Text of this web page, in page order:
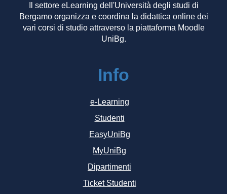
Il settore eLearning dell'Università degli studi di
Bergamo organizza e coordina la didattica online dei
vari corsi di studio attraverso la piattaforma Moodle
UniBg.
Info
e-Learning
Studenti
EasyUniBg
MyUniBg
Dipartimenti
Ticket Studenti